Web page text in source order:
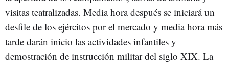
visitas teatralizadas. Media hora después se iniciará un
desfile de los ejércitos por el mercado y media hora más
tarde darán inicio las actividades infantiles y
demostración de instrucción militar del siglo XIX. La